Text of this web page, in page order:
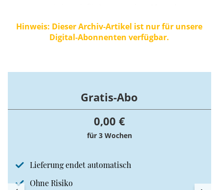
allem Fernstehende der Kirche, eine Erfahrung der
Liebe Gottes machen“. Für das Event in Neviges
Hinweis: Dieser Archiv-Artikel ist nur für unsere
Digital-Abonnenten verfügbar.
Gratis-Abo
0,00 €
für 3 Wochen
Lieferung endet automatisch
Ohne Risiko